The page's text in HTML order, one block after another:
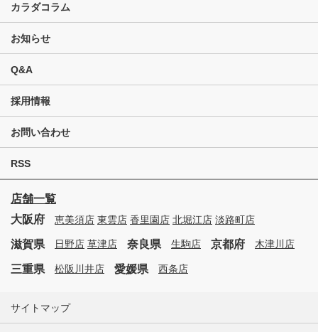
カラダコラム
お知らせ
Q&A
採用情報
お問い合わせ
RSS
店舗一覧
大阪府
恵美須店 東雲店 香里園店 北堀江店 淡路町店
滋賀県 日野店 草津店 奈良県 生駒店 京都府 木津川店
三重県 松阪川井店 愛媛県 西条店
サイトマップ